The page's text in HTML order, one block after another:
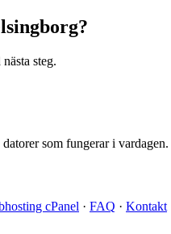
steg.
som fungerar i vardagen.
cPanel · FAQ · Kontakt